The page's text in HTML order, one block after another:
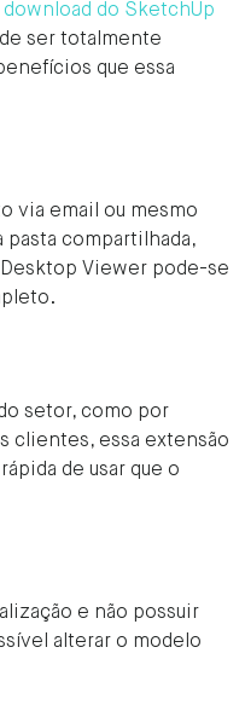
download do SketchUp
ser totalmente
que essa
via email ou mesmo
pasta compartilhada,
Viewer pode-se
setor, como por
clientes, essa extensão
de usar que o
e não possuir
alterar o modelo